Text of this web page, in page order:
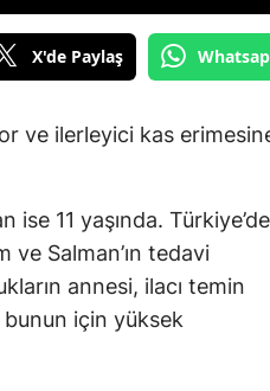
X'de Paylaş
ve ilerleyici kas
ise 11 yaşında. Türkiye’de
ve Salman’ın tedavi
annesi, ilacı temin
için yüksek